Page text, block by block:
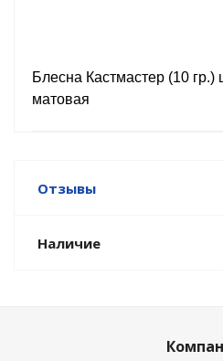
Блесна Кастмастер (10 гр.)
матовая
Отзывы
Наличие